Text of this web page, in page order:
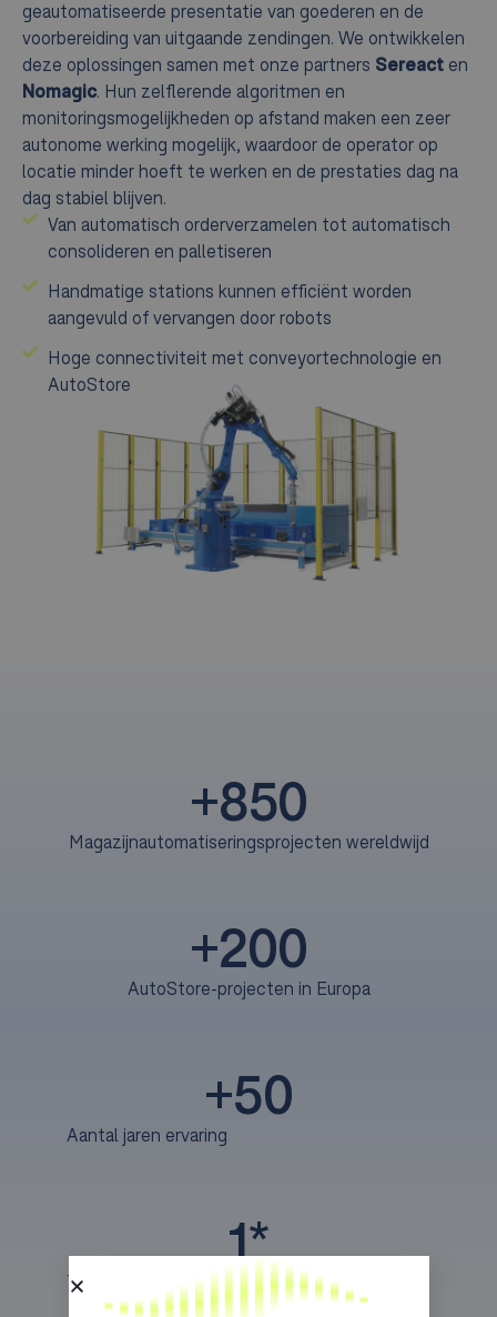
geautomatiseerde presentatie van goederen en de
voorbereiding van uitgaande zendingen. We ontwikkelen
deze oplossingen samen met onze partners Sereact en
Nomagic. Hun zelflerende algoritmen en
monitoringsmogelijkheden op afstand maken een zeer
autonome werking mogelijk, waardoor de operator op
locatie minder hoeft te werken en de prestaties dag na
dag stabiel blijven.
Van automatisch orderverzamelen tot automatisch
consolideren en palletiseren
Handmatige stations kunnen efficiënt worden
aangevuld of vervangen door robots
Hoge connectiviteit met conveyortechnologie en
AutoStore
Magazijnautomatiseringsprojecten wereldwijd
+850
AutoStore-projecten in Europa
+200
Aantal jaren ervaring
+50
Top systeemintegrator
1*